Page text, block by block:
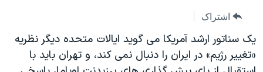
صفحه
اصلی
جهش
آمریکا
جهان
ورزشی
جدول برنامه ها
صفحه‌های ویژه
جام جهانی ۲۰۲۶
فرکانس‌های صدای آمریکا
اشتراک
یک سناتور ارشد آمریکا می گوید ایالات متحده دیگر نظریه
«تغییر رژیم» در ایران را دنبال نمی کند، و تهران باید با